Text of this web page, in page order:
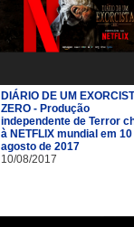
DIÁRIO DE UM
ZERO - Produção
independente de Terror
à NETFLIX mundial em
agosto de 2017
10/08/2017